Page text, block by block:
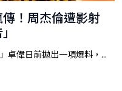
傳！周杰倫遭影射
卓偉日前拋出一項爆料，...